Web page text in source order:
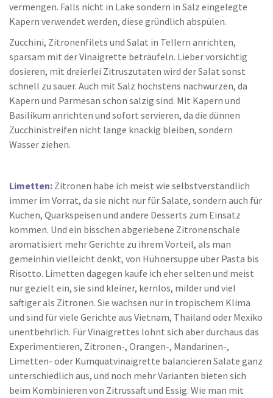
vermengen. Falls nicht in Lake sondern in Salz eingelegte
Kapern verwendet werden, diese gründlich abspülen.
Zucchini, Zitronenfilets und Salat in Tellern anrichten,
sparsam mit der Vinaigrette beträufeln. Lieber vorsichtig
dosieren, mit dreierlei Zitruszutaten wird der Salat sonst
schnell zu sauer. Auch mit Salz höchstens nachwürzen, da
Kapern und Parmesan schon salzig sind. Mit Kapern und
Basilikum anrichten und sofort servieren, da die dünnen
Zucchinistreifen nicht lange knackig bleiben, sondern
Wasser ziehen.
Limetten: Zitronen habe ich meist wie selbstverständlich
immer im Vorrat, da sie nicht nur für Salate, sondern auch für
Kuchen, Quarkspeisen und andere Desserts zum Einsatz
kommen. Und ein bisschen abgeriebene Zitronenschale
aromatisiert mehr Gerichte zu ihrem Vorteil, als man
gemeinhin vielleicht denkt, von Hühnersuppe über Pasta bis
Risotto. Limetten dagegen kaufe ich eher selten und meist
nur gezielt ein, sie sind kleiner, kernlos, milder und viel
saftiger als Zitronen. Sie wachsen nur in tropischem Klima
und sind für viele Gerichte aus Vietnam, Thailand oder Mexiko
unentbehrlich. Für Vinaigrettes lohnt sich aber durchaus das
Experimentieren, Zitronen-, Orangen-, Mandarinen-,
Limetten- oder Kumquatvinaigrette balancieren Salate ganz
unterschiedlich aus, und noch mehr Varianten bieten sich
beim Kombinieren von Zitrussaft und Essig. Wie man mit